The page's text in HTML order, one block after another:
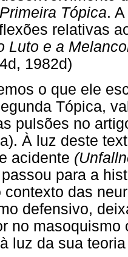
Primeira Tópica.
relativas
Luto e a
1982d)
o que ele
Tópica,
pulsões no
À luz deste
acidente
para a
contexto das
defensivo,
no
luz da sua